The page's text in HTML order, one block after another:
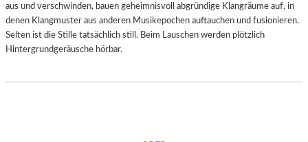
aus und verschwinden, bauen geheimnisvoll abgründige Klangräume auf, in
denen Klangmuster aus anderen Musikepochen auftauchen und fusionieren.
Selten ist die Stille tatsächlich still. Beim Lauschen werden plötzlich
Hintergrundgeräusche hörbar.